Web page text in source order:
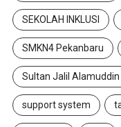
SEKOLAH INKLUSI
SMKN4 Pekanbaru
Sultan Jalil Alamuddin
support system